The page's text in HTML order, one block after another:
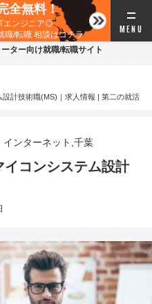
全無料！
エンジニア◎
職/転職 相談はコチラ
ター向け就職/転職サイト
計技術職(MS)｜求人情報 | 第二の就活
ンターネット 千葉
コンシステム設計